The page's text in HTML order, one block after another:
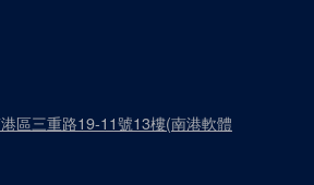
區三重路19-11號13樓(南港軟體